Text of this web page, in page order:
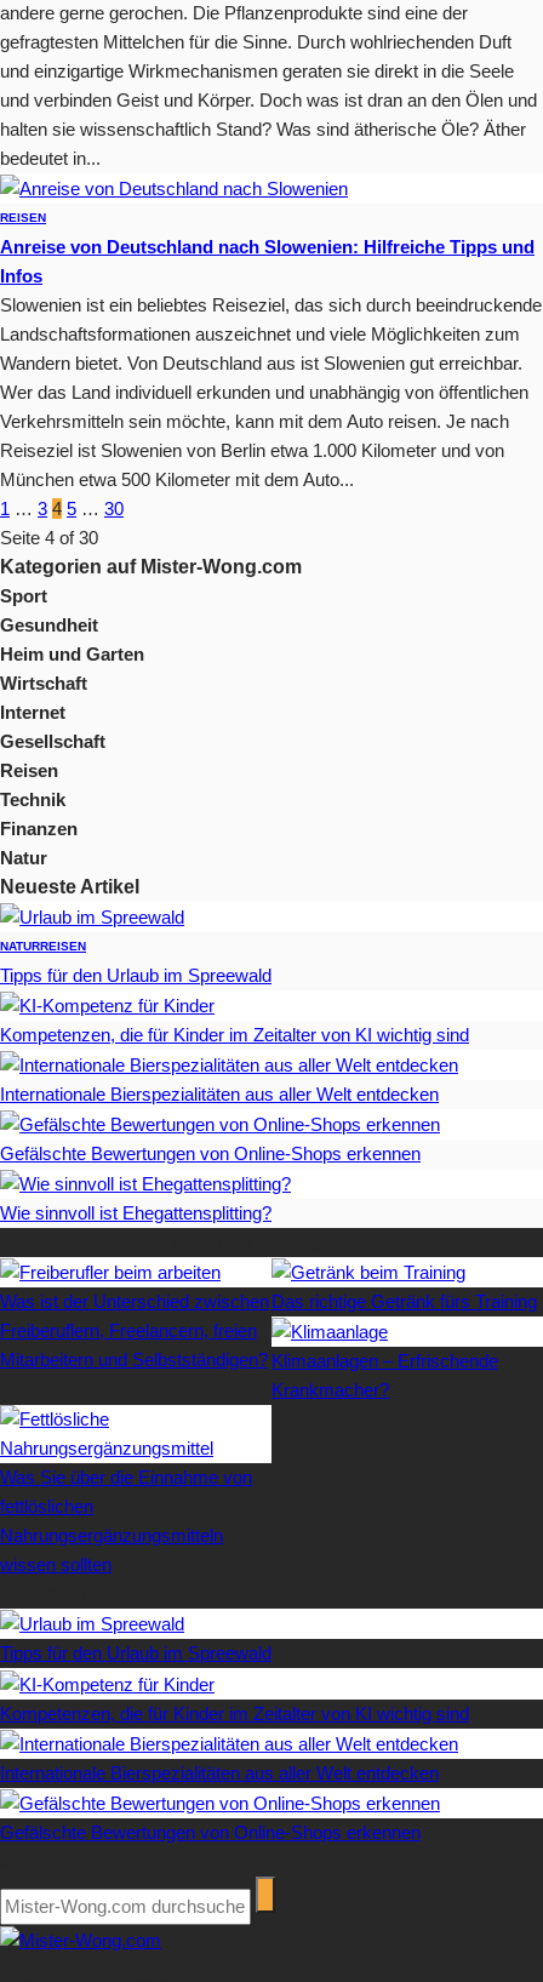
andere gerne gerochen. Die Pflanzenprodukte sind eine der
gefragtesten Mittelchen für die Sinne. Durch wohlriechenden Duft
und einzigartige Wirkmechanismen geraten sie direkt in die Seele
und verbinden Geist und Körper. Doch was ist dran an den Ölen und
halten sie wissenschaftlich Stand? Was sind ätherische Öle? Äther
bedeutet in...
REISEN
Anreise von Deutschland nach Slowenien: Hilfreiche Tipps und
Infos
Slowenien ist ein beliebtes Reiseziel, das sich durch beeindruckende
Landschaftsformationen auszeichnet und viele Möglichkeiten zum
Wandern bietet. Von Deutschland aus ist Slowenien gut erreichbar.
Wer das Land individuell erkunden und unabhängig von öffentlichen
Verkehrsmitteln sein möchte, kann mit dem Auto reisen. Je nach
Reiseziel ist Slowenien von Berlin etwa 1.000 Kilometer und von
München etwa 500 Kilometer mit dem Auto...
1 … 3 4 5 … 30
Seite 4 of 30
Kategorien auf Mister-Wong.com
Sport
Gesundheit
Heim und Garten
Wirtschaft
Internet
Gesellschaft
Reisen
Technik
Finanzen
Natur
Neueste Artikel
NATURREISEN
Tipps für den Urlaub im Spreewald
Kompetenzen, die für Kinder im Zeitalter von KI wichtig sind
Internationale Bierspezialitäten aus aller Welt entdecken
Gefälschte Bewertungen von Online-Shops erkennen
Wie sinnvoll ist Ehegattensplitting?
Was ist der Unterschied zwischen
Freiberuflern, Freelancern, freien
Mitarbeitern und Selbstständigen?
Das richtige Getränk fürs Training
Klimaanlagen – Erfrischende
Krankmacher?
Was Sie über die Einnahme von
fettlöslichen
Nahrungsergänzungsmitteln
wissen sollten
Tipps für den Urlaub im Spreewald
Kompetenzen, die für Kinder im Zeitalter von KI wichtig sind
Internationale Bierspezialitäten aus aller Welt entdecken
Gefälschte Bewertungen von Online-Shops erkennen